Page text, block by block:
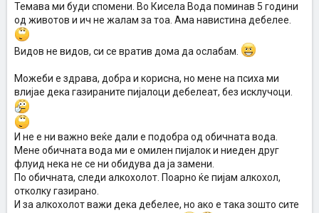
Темава ми буди спомени. Во Кисела Вода поминав 5 години
од животов и ич не жалам за тоа. Ама навистина дебелее.
Видов не видов, си се вратив дома да ослабам.
Можеби е здрава, добра и корисна, но мене на психа ми
влијае дека газираните пијалоци дебелеат, без исклучоци.
И не е ни важно веќе дали е подобра од обичната вода.
Мене обичната вода ми е омилен пијалок и ниеден друг
флуид нека не се ни обидува да ја замени.
По обичната, следи алкохолот. Поарно ќе пијам алкохол,
отколку газирано.
И за алкохолот важи дека дебелее, но ако е така зошто сите